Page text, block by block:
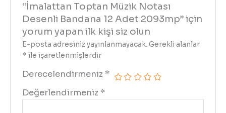
“İmalattan Toptan Müzik Notası
Desenli Bandana 12 Adet 2093mp” için
yorum yapan ilk kişi siz olun
E-posta adresiniz yayınlanmayacak. Gerekli alanlar
* ile işaretlenmişlerdir
Derecelendirmeniz *
Değerlendirmeniz *